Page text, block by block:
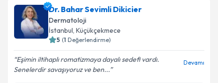
E-posta Adresiniz
Kişisel verilerimin işlenmesine ilişkinAydınlatma
Metni'ni okudum ve kişisel verilerimin belirtilen
Dr. Bahar Sevimli Dikicier
Dermatoloji
İstanbul, Küçükçekmece
5 (1 Değerlendirme)
Eşimin iltihaplı romatizmaya dayalı sedefi vardı.
Senelerdir savaşıyoruz ve ben...
Devamı